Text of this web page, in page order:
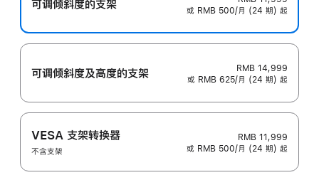
可调倾斜度的支架
或 RMB 500/月 (24 期) 起
可调倾斜度及高‍度的支‍架
RMB 14,999
或 RMB 625/月 (24 期) 起
VESA 支架转换器
不含支架
RMB 11,999
或 RMB 500/月 (24 期) 起